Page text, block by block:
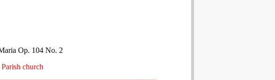
Op. 104 No. 2
church